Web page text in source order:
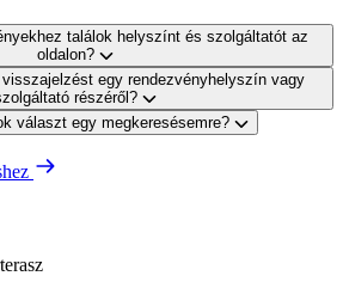
találok helyszínt és szolgáltatót az
oldalon?
egy rendezvényhelyszín vagy
részéről?
választ egy megkeresésemre?